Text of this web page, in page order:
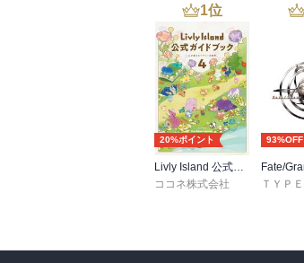
1位
20%ポイント
Livly Island 公式ガイドブック４ 心が重なるリヴリーの世界【プロダクトコード付き】
ココネ株式会社
93%OFF